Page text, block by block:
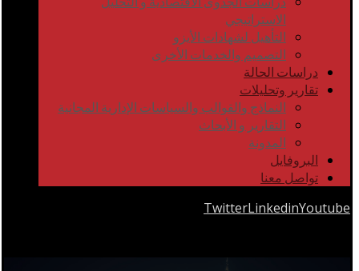
الاستراتيجي
التأهيل لشهادات الأيزو
التصميم والخدمات الأخرى
دراسات الحالة
تقارير وتحليلات
النماذج والقوالب والسياسات الإدارية المجانية
التقارير و الأبحاث
المدونة
البروفايل
تواصل معنا
TwitterLinkedinYoutube